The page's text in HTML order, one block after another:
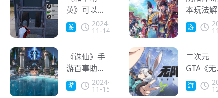
英》可以给
载具更换轮
胎了！人在
和平精英？
游
2024-
11-14
《诛仙》手
游百事助
战，洪荒遗
迹等你挑
游
2024-
11-15
迟高怎么
办？
本玩法
海外玩
高怎么解
游
二次元
GTA《
大》拿
端版本
游